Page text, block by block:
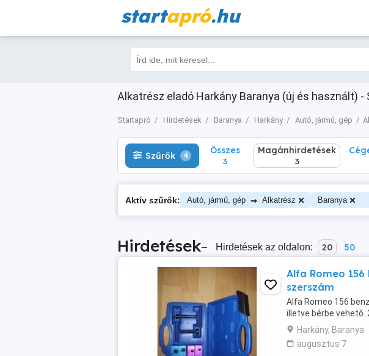
startapró.hu
Alkatrész eladó Harkány Baranya (új és használt) -
Startapró Hirdetések Baranya Harkány Autó, jármű, gép
Szűrők 4 Összes
3
Szűrők 4 Összes
3
Magánhirdetések
3
Aktív szűrők: Autó, jármű, gép → Alkatrész Baranya
Hirdetések– Hirdetések az oldalon: 20 50
Alfa Romeo
szerszám
Alfa Romeo 156
illetve bérbe vehető.
Harkány, Baranya
augusztus 7